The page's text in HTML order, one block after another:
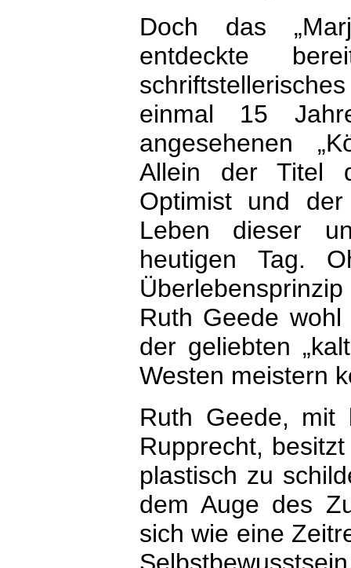
Doch das
entdeckte
einmal 15
angesehenen
Allein der Titel
Optimist und der
Leben dieser
heutigen Tag.
Ruth Geede
der geliebten
Westen meistern
Ruth Geede, mit
Rupprecht,
plastisch zu
dem Auge des
sich wie eine